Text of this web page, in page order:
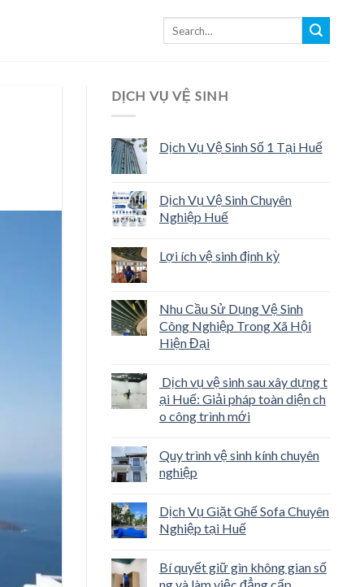
DỊCH VỤ VỆ SINH
Dịch Vụ Vệ Sinh Số 1 Tại Huế
Dịch Vụ Vệ Sinh Chuyên
Nghiệp Huế
Lợi ích vệ sinh định kỳ
Nhu Cầu Sử Dụng Vệ Sinh
Công Nghiệp Trong Xã Hội
Hiện Đại
Dịch vụ vệ sinh sau xây dựng t
ại Huế: Giải pháp toàn diện ch
o công trình mới
Quy trình vệ sinh kính chuyên
nghiệp
Dịch Vụ Giặt Ghế Sofa Chuyên
Nghiệp tại Huế
Bí quyết giữ gìn không gian số
ng và làm việc đẳng cấp